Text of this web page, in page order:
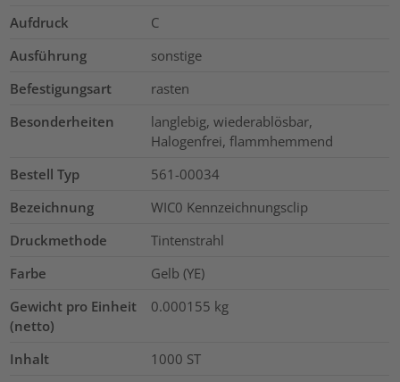
Aufdruck
C
Ausführung
sonstige
Befestigungsart
rasten
Besonderheiten
langlebig, wiederablösbar,
Halogenfrei, flammhemmend
Bestell Typ
561-00034
Bezeichnung
WIC0 Kennzeichnungsclip
Druckmethode
Tintenstrahl
Farbe
Gelb (YE)
Gewicht pro Einheit
(netto)
0.000155 kg
Inhalt 1000 ST